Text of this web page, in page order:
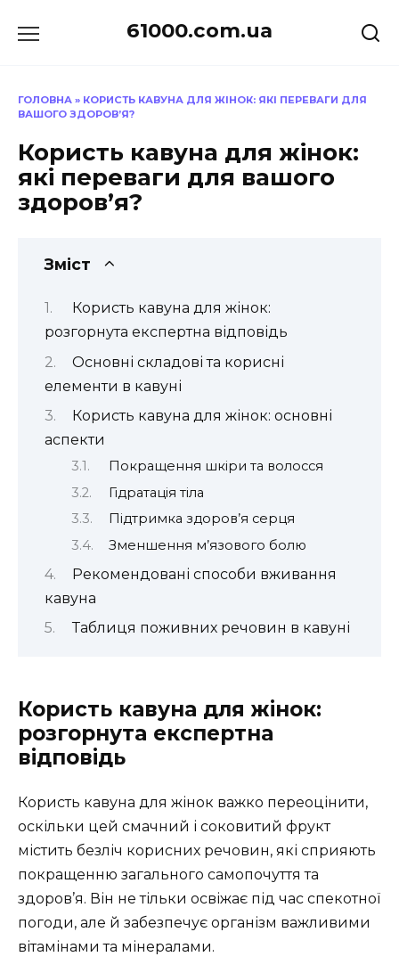
до
61000.com.ua
ГОЛОВНА » КОРИСТЬ КАВУНА ДЛЯ ЖІНОК: ЯКІ ПЕРЕВАГИ ДЛЯ
ВАШОГО ЗДОРОВ’Я?
Користь кавуна для жінок:
які переваги для вашого
здоров’я?
Зміст
Користь кавуна для жінок:
розгорнута експертна відповідь
Основні складові та корисні
елементи в кавуні
Користь кавуна для жінок: основні
аспекти
Покращення шкіри та волосся
Гідратація тіла
Підтримка здоров’я серця
Зменшення м’язового болю
Рекомендовані способи вживання
кавуна
Таблиця поживних речовин в кавуні
Користь кавуна для жінок:
розгорнута експертна
відповідь
Користь кавуна для жінок важко переоцінити,
оскільки цей смачний і соковитий фрукт
містить безліч корисних речовин, які сприяють
покращенню загального самопочуття та
здоров’я. Він не тільки освіжає під час спекотної
погоди, але й забезпечує організм важливими
вітамінами та мінералами.